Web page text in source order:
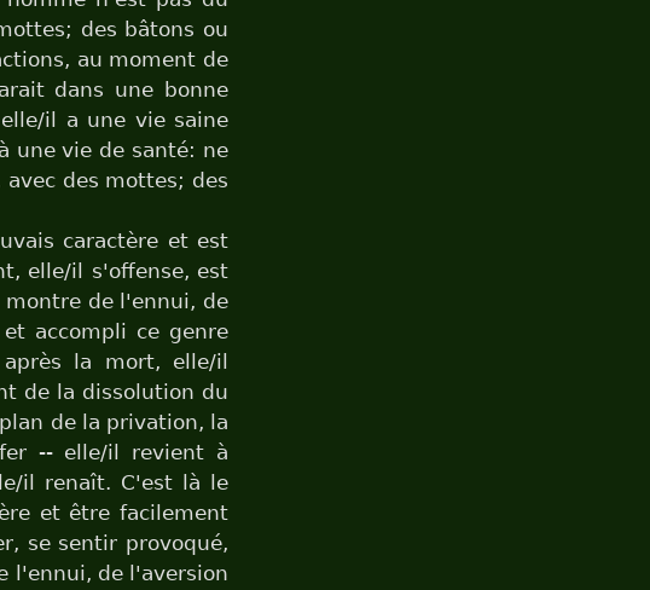
des bâtons ou
au moment de
dans une bonne
il a une vie saine
une vie de santé: ne
des mottes; des
caractère et est
elle/il s'offense, est
de l'ennui, de
accompli ce genre
la mort, elle/il
de la dissolution du
de la privation, la
-- elle/il revient à
il renaît. C'est là le
et être facilement
se sentir provoqué,
l'ennui, de l'aversion